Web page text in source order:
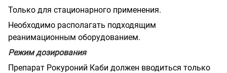
Только для стационарного применения.
Необходимо располагать подходящим
реанимационным оборудованием.
Режим дозирования
Препарат Рокуроний Каби должен вводиться только